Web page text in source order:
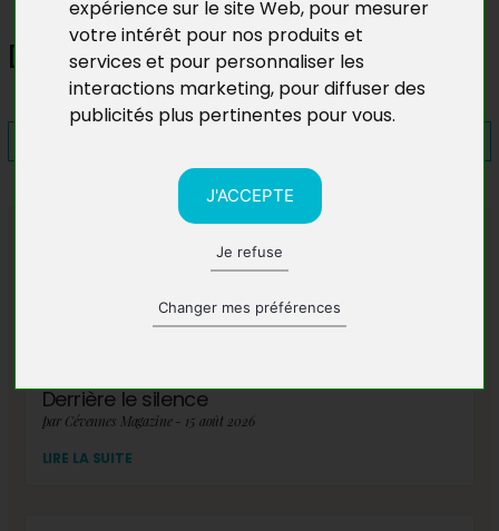
expérience sur le site Web, pour mesurer
votre intérêt pour nos produits et
services et pour personnaliser les
interactions marketing, pour diffuser des
publicités plus pertinentes pour vous.
J'ACCEPTE
Je refuse
Changer mes préférences
De l'autre côté du lac
A lire également
Derrière le silence
par Cévennes Magazine - 15 août 2026
LIRE LA SUITE